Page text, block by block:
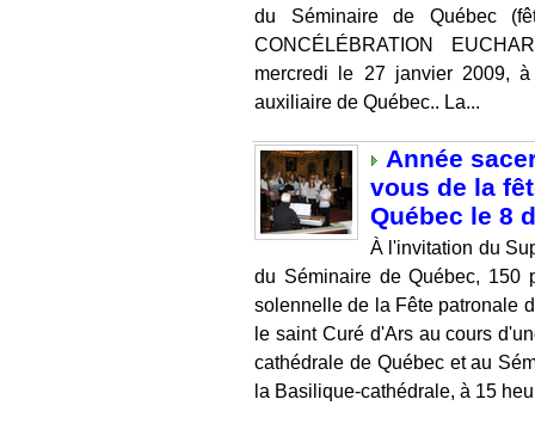
du Séminaire de Québec
CONCÉLÉBRATION
mercredi le 27 janvier 2009,
auxiliaire de Québec.. La...
Année
vous de la
Québec le 8
À l'invitation du
du Séminaire de Québec, 150
solennelle de la Fête patronale
le saint Curé d'Ars au cours
cathédrale de Québec et au
la Basilique-cathédrale, à 15